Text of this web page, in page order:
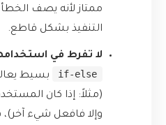
ممتاز لأنه يصف
التنفيذ بشكل قاطع.
لا تفرط في
if-else
بسيط
وإلا فافعل شيء آخر)،